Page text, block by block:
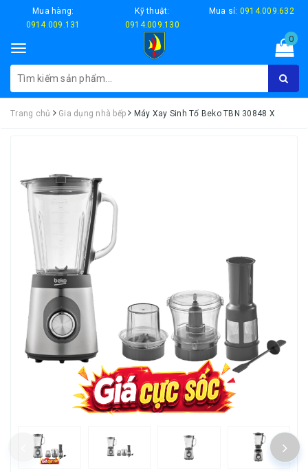
Mua hàng:
0914.009.131
Kỹ thuật:
0914.009.130
Mua sỉ: 0914.009.632
Toggle
navigation
0
Trang chủ Gia dụng nhà bếp Máy Xay Sinh Tố Beko TBN 30848 X